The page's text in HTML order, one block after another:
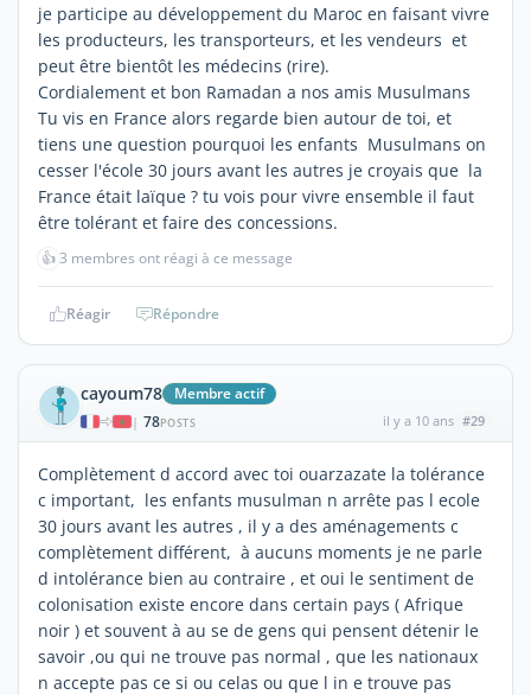
je participe au développement du Maroc en faisant vivre
les producteurs, les transporteurs, et les vendeurs et
peut être bientôt les médecins (rire).
Cordialement et bon Ramadan a nos amis Musulmans
Tu vis en France alors regarde bien autour de toi, et
tiens une question pourquoi les enfants Musulmans on
cesser l'école 30 jours avant les autres je croyais que la
France était laïque ? tu vois pour vivre ensemble il faut
être tolérant et faire des concessions.
👍3 membres ont réagi à ce message
Réagir Répondre
cayoum78 Membre actif
| 78POSTS il y a 10 ans #29
Complètement d accord avec toi ouarzazate la tolérance
c important, les enfants musulman n arrête pas l ecole
30 jours avant les autres , il y a des aménagements c
complètement différent, à aucuns moments je ne parle
d intolérance bien au contraire , et oui le sentiment de
colonisation existe encore dans certain pays ( Afrique
noir ) et souvent à au se de gens qui pensent détenir le
savoir ,ou qui ne trouve pas normal , que les nationaux
n accepte pas ce si ou celas ou que l in e trouve pas